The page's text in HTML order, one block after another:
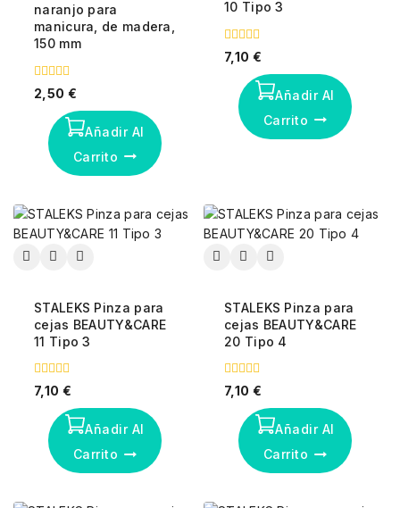
naranjo para
manicura, de madera,
150 mm
0
fuera
2,50 €
Añadir Al
Carrito
10 Tipo 3
0
fuera
7,10 €
Añadir Al
Carrito
STALEKS Pinza para
cejas BEAUTY&CARE
11 Tipo 3
0
fuera
7,10 €
Añadir Al
Carrito
STALEKS Pinza para
cejas BEAUTY&CARE
20 Tipo 4
0
fuera
7,10 €
Añadir Al
Carrito